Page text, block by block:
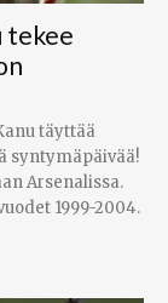
tekee
täyttää
syntymäpäivää!
Arsenalissa.
1999-2004.